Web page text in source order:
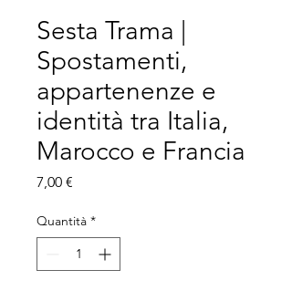
Sesta Trama |
Spostamenti,
appartenenze e
identità tra Italia,
Marocco e Francia
7,00 €
Quantità *